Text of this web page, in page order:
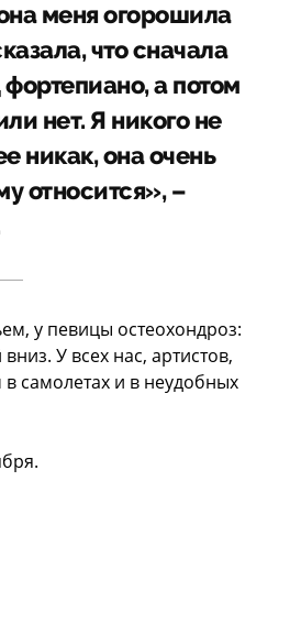
меня огорошила
что сначала
а потом
нет. Я никого не
никак, она очень
относится», –
у певицы остеохондроз:
У всех нас, артистов,
самолетах и в неудобных